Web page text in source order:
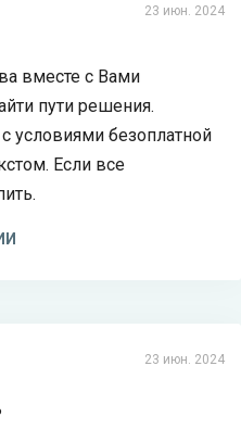
23 июн. 2024
вместе с Вами
пути решения.
условиями безоплатной
Если все
23 июн. 2024